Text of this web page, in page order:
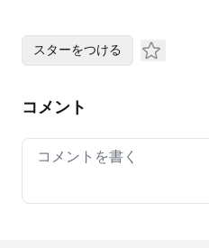
スターをつける
コメント
Your comment